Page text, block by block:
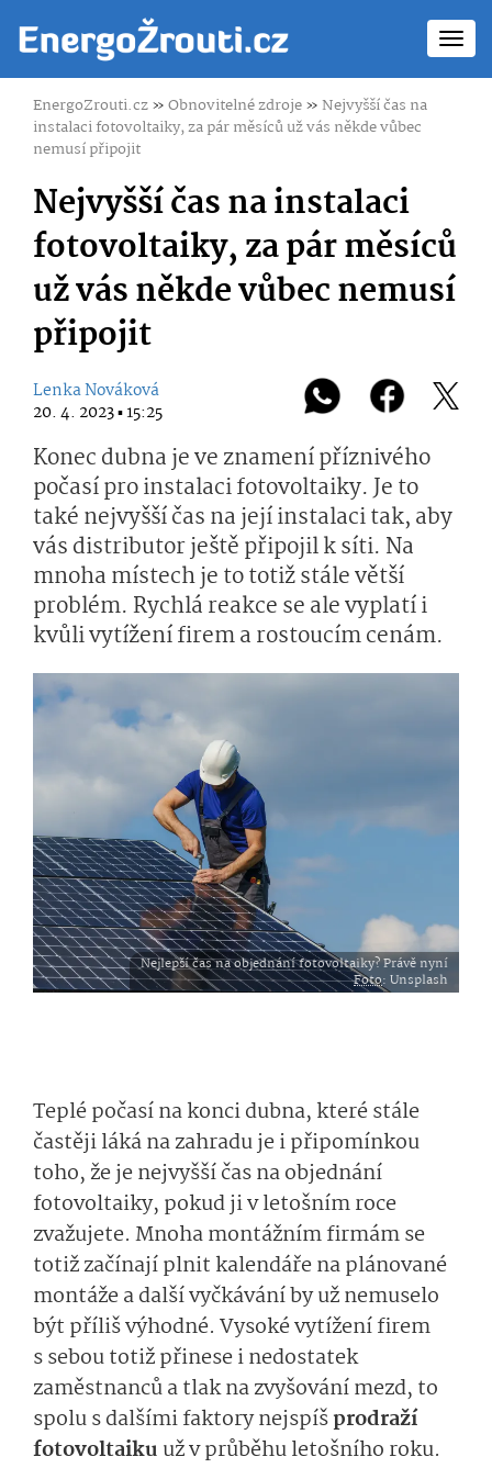
EnergoZrouti.cz»Obnovitelné zdroje»Nejvyšší čas na
instalaci fotovoltaiky, za pár měsíců už vás někde vůbec
nemusí připojit
Nejvyšší čas na instalaci
fotovoltaiky, za pár měsíců
už vás někde vůbec nemusí
připojit
Lenka Nováková
20. 4. 2023 ▪ 15:25
Konec dubna je ve znamení příznivého
počasí pro instalaci fotovoltaiky. Je to
také nejvyšší čas na její instalaci tak, aby
vás distributor ještě připojil k síti. Na
mnoha místech je to totiž stále větší
problém. Rychlá reakce se ale vyplatí i
kvůli vytížení firem a rostoucím cenám.
Nejlepší čas na objednání fotovoltaiky? Právě nyní
Foto: Unsplash
Teplé počasí na konci dubna, které stále
častěji láká na zahradu je i připomínkou
toho, že je nejvyšší čas na objednání
fotovoltaiky, pokud ji v letošním roce
zvažujete. Mnoha montážním firmám se
totiž začínají plnit kalendáře na plánované
montáže a další vyčkávání by už nemuselo
být příliš výhodné. Vysoké vytížení firem
s sebou totiž přinese i nedostatek
zaměstnanců a tlak na zvyšování mezd, to
spolu s dalšími faktory nejspíšprodraží
fotovoltaiku už v průběhu letošního roku.